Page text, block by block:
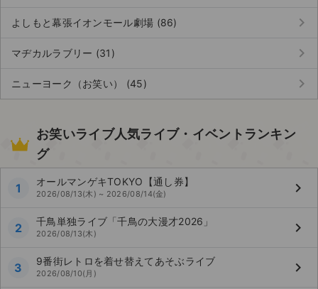
よしもと幕張イオンモール劇場 (86) keyboard_arrow_right
マヂカルラブリー (31) keyboard_arrow_right
ニューヨーク（お笑い） (45) keyboard_arrow_right
お笑いライブ人気ライブ・イベントランキン
グ
1 オールマンゲキTOKYO【通し券】
2026/08/13(木) ~ 2026/08/14(金) keyboard_arrow_right
2 千鳥単独ライブ「千鳥の大漫才2026」
2026/08/13(木) keyboard_arrow_right
3 9番街レトロを着せ替えてあそぶライブ
2026/08/10(月) keyboard_arrow_right